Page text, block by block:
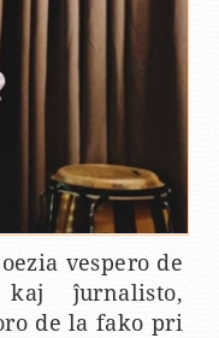
vespero de
ĵurnalisto,
de la fako pri